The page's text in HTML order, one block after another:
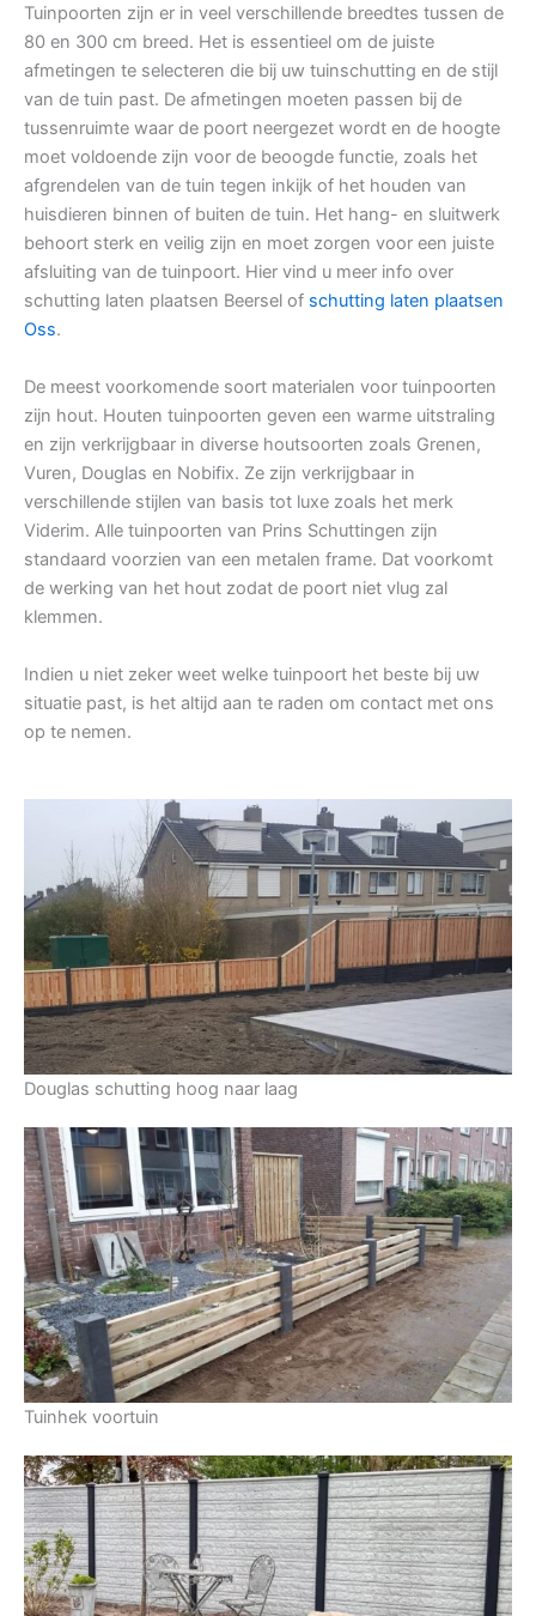
Tuinpoorten zijn er in veel verschillende breedtes tussen de
80 en 300 cm breed. Het is essentieel om de juiste
afmetingen te selecteren die bij uw tuinschutting en de stijl
van de tuin past. De afmetingen moeten passen bij de
tussenruimte waar de poort neergezet wordt en de hoogte
moet voldoende zijn voor de beoogde functie, zoals het
afgrendelen van de tuin tegen inkijk of het houden van
huisdieren binnen of buiten de tuin. Het hang- en sluitwerk
behoort sterk en veilig zijn en moet zorgen voor een juiste
afsluiting van de tuinpoort. Hier vind u meer info over
schutting laten plaatsen Beersel of schutting laten plaatsen
Oss.
De meest voorkomende soort materialen voor tuinpoorten
zijn hout. Houten tuinpoorten geven een warme uitstraling
en zijn verkrijgbaar in diverse houtsoorten zoals Grenen,
Vuren, Douglas en Nobifix. Ze zijn verkrijgbaar in
verschillende stijlen van basis tot luxe zoals het merk
Viderim. Alle tuinpoorten van Prins Schuttingen zijn
standaard voorzien van een metalen frame. Dat voorkomt
de werking van het hout zodat de poort niet vlug zal
klemmen.
Indien u niet zeker weet welke tuinpoort het beste bij uw
situatie past, is het altijd aan te raden om contact met ons
op te nemen.
Douglas schutting hoog naar laag
Tuinhek voortuin